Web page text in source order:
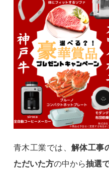
青木工業では、 解体工事
ただいた方の中から抽選